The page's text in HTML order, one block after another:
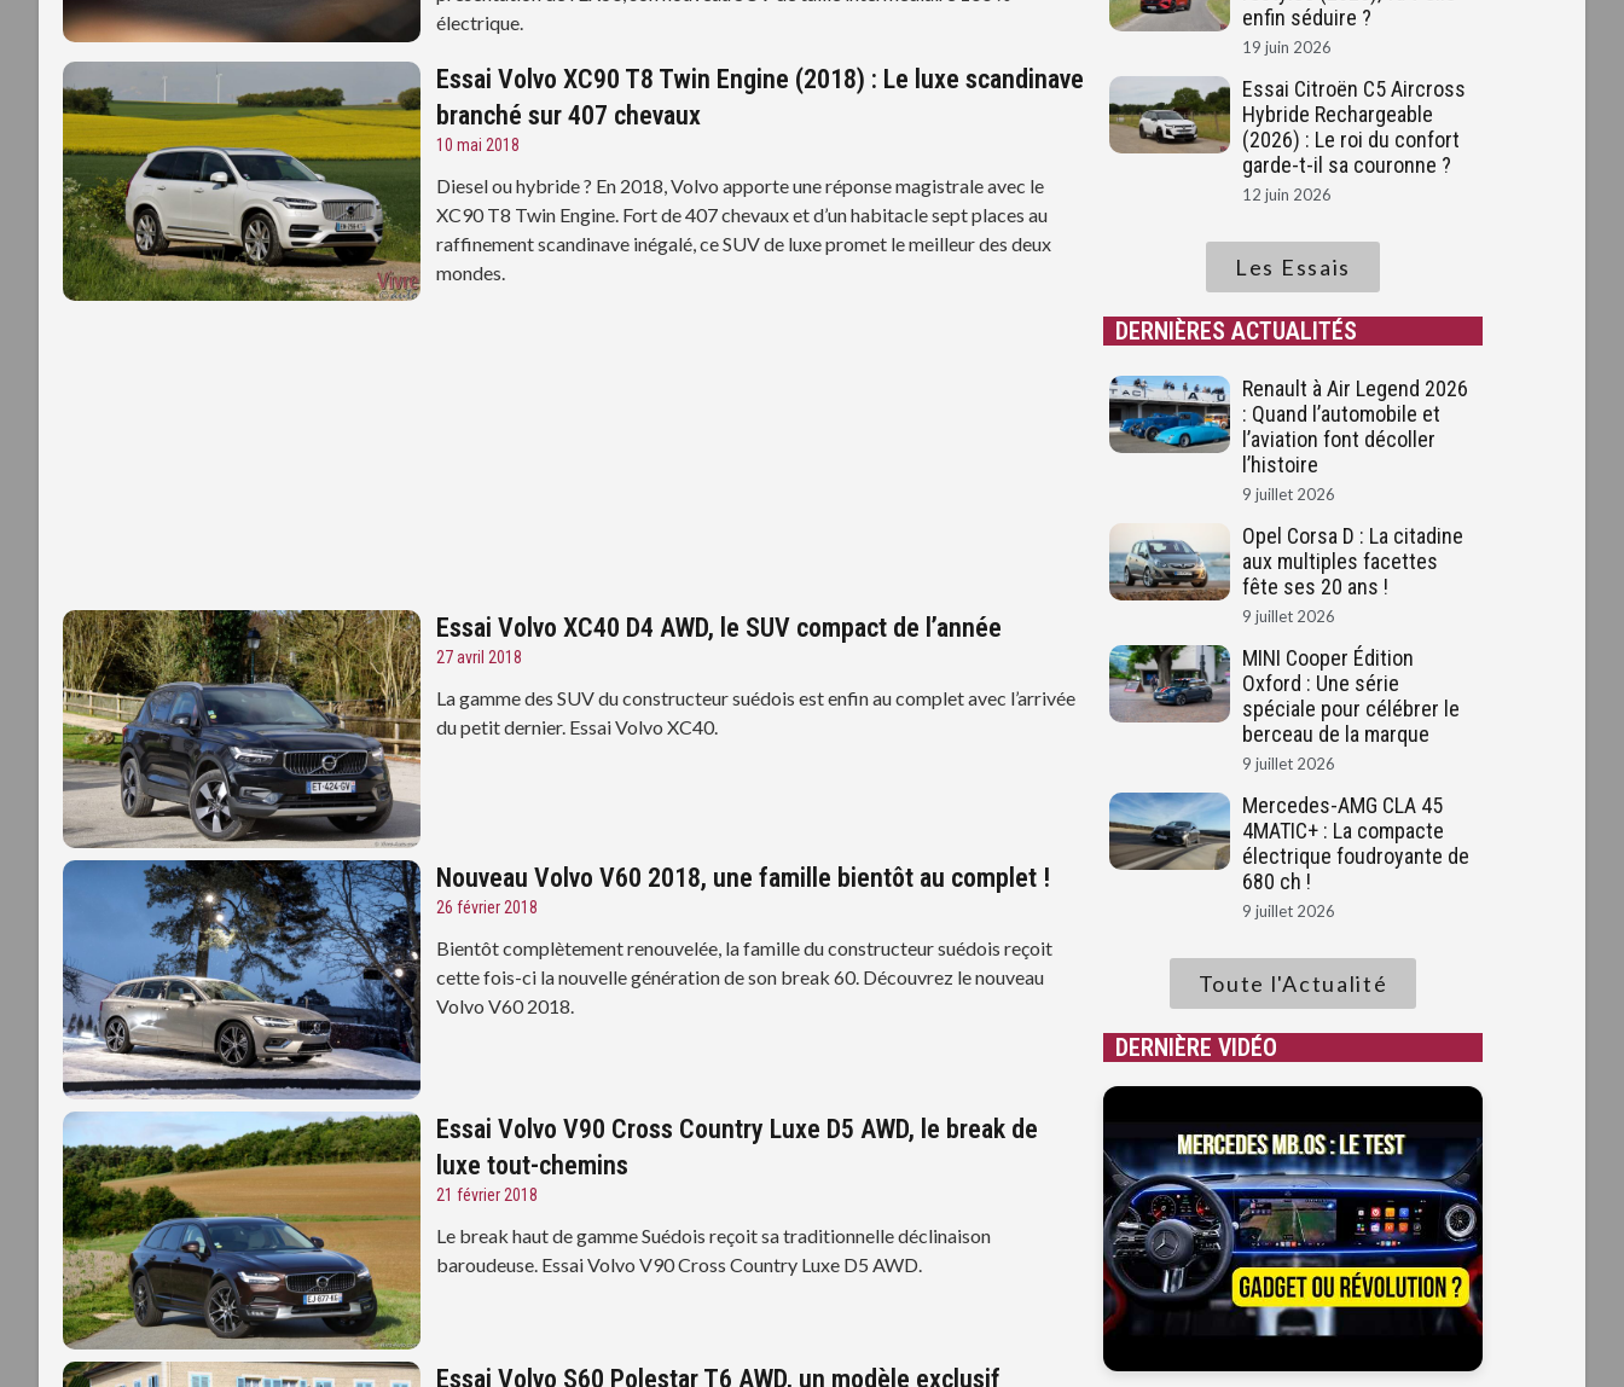
électrique.
Essai Volvo XC90 T8 Twin Engine (2018) : Le luxe scandinave
branché sur 407 chevaux
10 mai 2018
Diesel ou hybride ? En 2018, Volvo apporte une réponse magistrale avec le
XC90 T8 Twin Engine. Fort de 407 chevaux et d’un habitacle sept places au
raffinement scandinave inégalé, ce SUV de luxe promet le meilleur des deux
mondes.
Essai Volvo XC40 D4 AWD, le SUV compact de l’année
27 avril 2018
La gamme des SUV du constructeur suédois est enfin au complet avec l’arrivée
du petit dernier. Essai Volvo XC40.
Nouveau Volvo V60 2018, une famille bientôt au complet !
26 février 2018
Bientôt complètement renouvelée, la famille du constructeur suédois reçoit
cette fois-ci la nouvelle génération de son break 60. Découvrez le nouveau
Volvo V60 2018.
Essai Volvo V90 Cross Country Luxe D5 AWD, le break de
luxe tout-chemins
21 février 2018
Le break haut de gamme Suédois reçoit sa traditionnelle déclinaison
baroudeuse. Essai Volvo V90 Cross Country Luxe D5 AWD.
Essai Volvo S60 Polestar T6 AWD, un modèle exclusif
enfin séduire ?
19 juin 2026
Essai Citroën C5 Aircross
Hybride Rechargeable
(2026) : Le roi du confort
garde-t-il sa couronne ?
12 juin 2026
Les Essais
DERNIÈRES ACTUALITÉS
Renault à Air Legend 2026
: Quand l’automobile et
l’aviation font décoller
l’histoire
9 juillet 2026
Opel Corsa D : La citadine
aux multiples facettes
fête ses 20 ans !
9 juillet 2026
MINI Cooper Édition
Oxford : Une série
spéciale pour célébrer le
berceau de la marque
9 juillet 2026
Mercedes-AMG CLA 45
4MATIC+ : La compacte
électrique foudroyante de
680 ch !
9 juillet 2026
Toute l'Actualité
DERNIÈRE VIDÉO